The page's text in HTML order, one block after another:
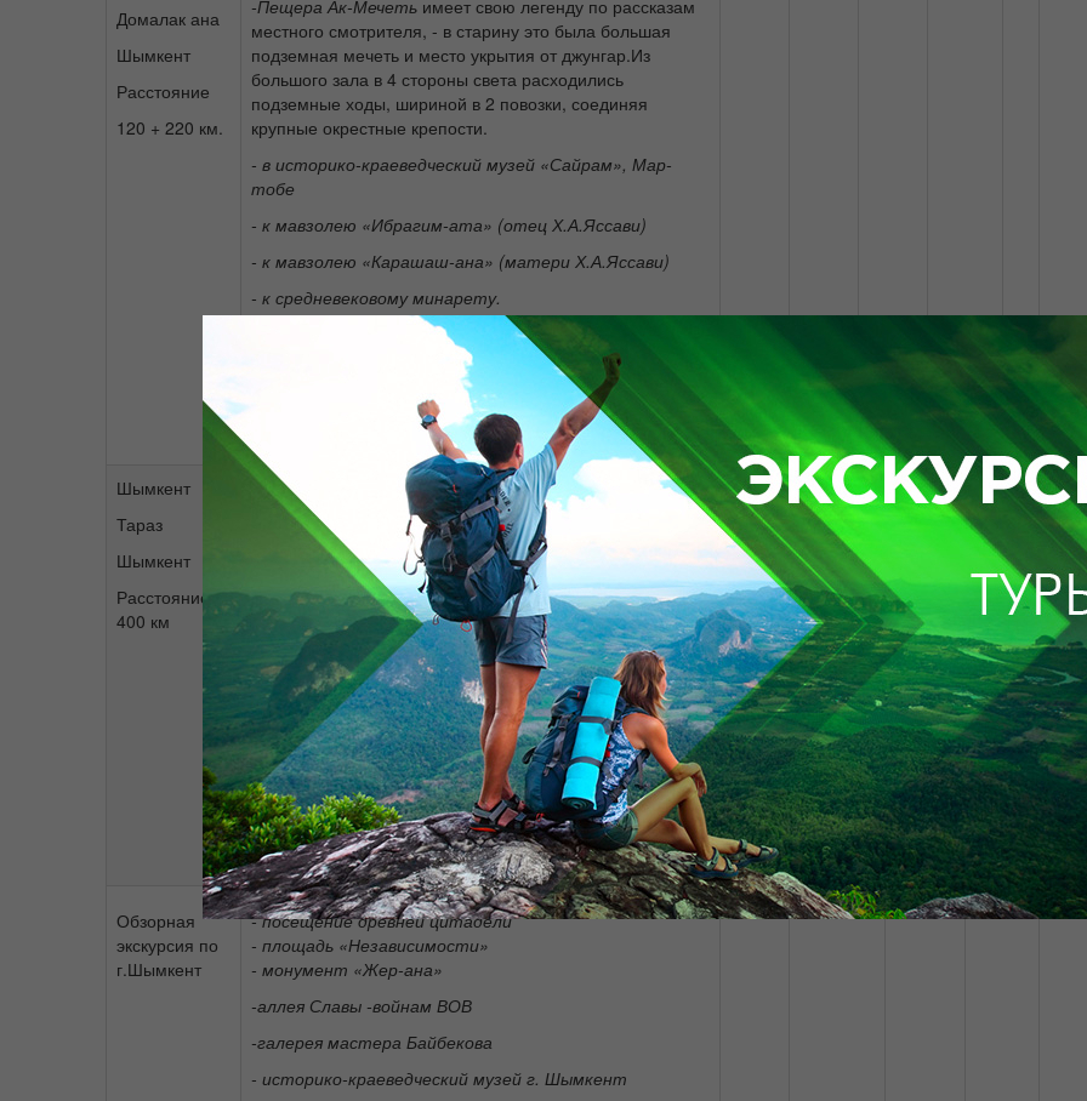
Домалак ана
Шымкент
Расстояние
120 + 220 км.
-Пещера Ак-Мечеть имеет свою легенду по рассказам
местного смотрителя, - в старину это была большая
подземная мечеть и место укрытия от джунгар.Из
большого зала в 4 стороны света расходились
подземные ходы, шириной в 2 повозки, соединяя
крупные окрестные крепости.
- в историко-краеведческий музей «Сайрам», Мар-
тобе
- к мавзолею «Ибрагим-ата» (отец Х.А.Яссави)
- к мавзолею «Карашаш-ана» (матери Х.А.Яссави)
- к средневековому минарету.
Ноев ковчег
- очищающая от грехов скала «Адам и Ева»
-статуи животных, каменный дастархан, святой
источник с тремя разными вкусами
Шымкент
Тараз
Шымкент
Расстояние
400 км
Древний Тараз был крупнейшим административным
центром и занимал одно из центральных положений на
Великом Шелковом пути. Его рост и процветание самым
тесным образом связаны с историей знаменитого
торгового пути. Древний Тараз сыграл неоценимую роль
в истории Евразии — как один из важнейших центров
международной торговли, ремесел, науки и культуры.
-мавзолейКарахана
-Даутбека
- памятник Джамбулу
- обелиск Славы
- мавзолеи Тектурмас и Мамбет Батыра.
-мавзолей Айша Биби и няни Бабаджа Хатум
80000 15000 10000 9000
Обзорная
экскурсия по
г.Шымкент
- посещение древней цитадели
- площадь «Независимости»
- монумент «Жер-ана»
-аллея Славы -войнам ВОВ
-галерея мастера Байбекова
- историко-краеведческий музей г. Шымкент
45000 8000 6000 4000